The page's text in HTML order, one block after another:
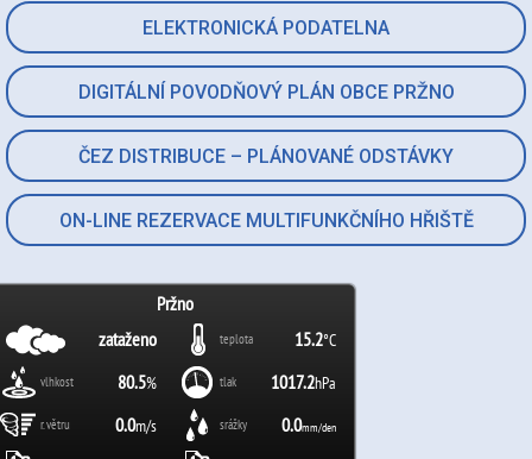
ELEKTRONICKÁ PODATELNA
DIGITÁLNÍ POVODŇOVÝ PLÁN OBCE PRŽNO
ČEZ DISTRIBUCE – PLÁNOVANÉ ODSTÁVKY
ON-LINE REZERVACE MULTIFUNKČNÍHO HŘIŠTĚ